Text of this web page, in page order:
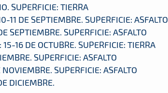
SUPERFICIE: TIERRA
11 DE SEPTIEMBRE. SUPERFICIE: ASFALTO
SEPTIEMBRE. SUPERFICIE: ASFALTO
16 DE OCTUBRE. SUPERFICIE: TIERRA
SUPERFICIE: ASFALTO
SUPERFICIE: ASFALTO
DICIEMBRE.